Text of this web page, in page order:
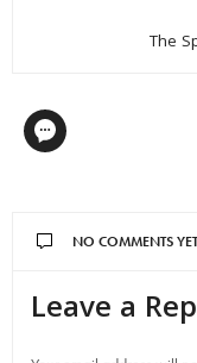
The
NO COMMENTS YET
Leave a